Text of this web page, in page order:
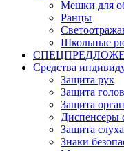
Мешки для
Ранцы
Школьные
Средства
Защита рук
Защита
Защита
Диспенсеры
Защита слуха
Знаки